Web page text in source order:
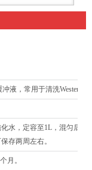
液，常用于清洗Western
水，定容至1L，混匀后即
存两周左右。
月。